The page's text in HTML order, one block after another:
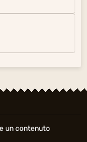
un contenuto